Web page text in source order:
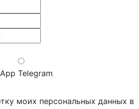
Telegram
моих персональных данных в